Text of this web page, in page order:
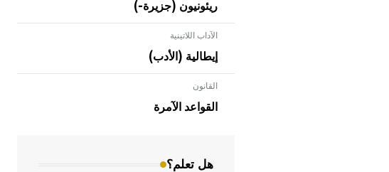
ريئونيون (جزيرة-)
الآداب اللاتينية
إيطالية (الأدب)
القانون
القواعد الآمرة
هل تعلم؟
- هل تعلم أن الأبلق نوع من الفنون
الهندسية التي ارتبطت بالعمارة الإسلامية
في بلاد الشام ومصر خاصة، حيث يحرص